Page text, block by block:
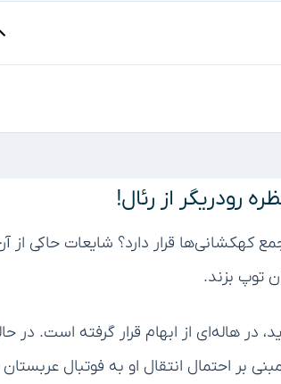
رودریگر از رئال!
جمع کهکشانی‌ها قرار دارد؟ شایعات حاکی از
توپ بزند.
در هاله‌ای از ابهام قرار گرفته است. در
بر احتمال انتقال او به فوتبال عربستان